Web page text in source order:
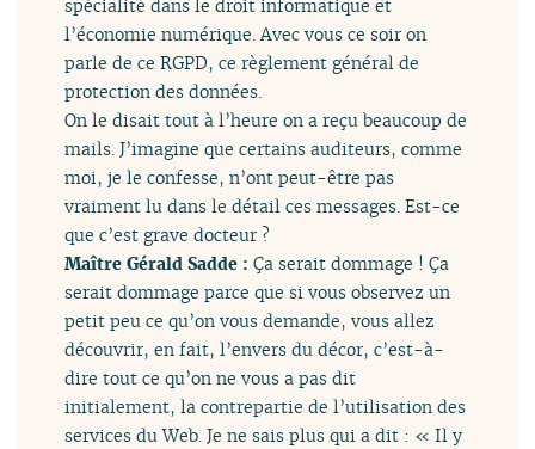
spécialité dans le droit informatique et
l’économie numérique. Avec vous ce soir on
parle de ce RGPD, ce règlement général de
protection des données.
On le disait tout à l’heure on a reçu beaucoup de
mails. J’imagine que certains auditeurs, comme
moi, je le confesse, n’ont peut-être pas
vraiment lu dans le détail ces messages. Est-ce
que c’est grave docteur ?
Maître Gérald Sadde :Ça serait dommage ! Ça
serait dommage parce que si vous observez un
petit peu ce qu’on vous demande, vous allez
découvrir, en fait, l’envers du décor, c’est-à-
dire tout ce qu’on ne vous a pas dit
initialement, la contrepartie de l’utilisation des
services du Web. Je ne sais plus qui a dit : « Il y